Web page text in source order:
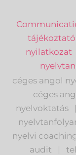
tájékoztató
nyilatkozat
céges angol
céges
nyelvoktatás
|
nyelvi
audit
|